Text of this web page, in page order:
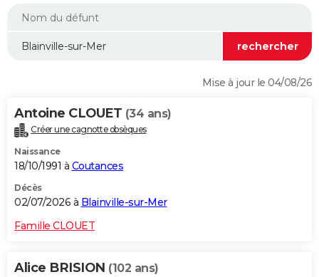
Forum
Aménagement intérieur
Extérieur
Cuisine
Salle de bains
Jardinage
Rangement
WEEK-END
Guides de France
Escapades
Patrimoine
Expositions
Musées
Week-end nature
LIFESTYLE
Alimentation
Guide de la santé
Maladies
Médicaments
Sommeil
VOYAGE
Destinations
City break
Voyage nature
Voyage de noces
Forum
Climat
+PHOTO
GUIDES D'ACHAT
BONS PLANS
CARTE DE VOEUX
Mise à jour le 04/08/26
Antoine CLOUET (34 ans)
Créer une cagnotte obsèques
Naissance
18/10/1991 à Coutances
Décès
02/07/2026 à Blainville-sur-Mer
Famille CLOUET
Alice BRISION (102 ans)